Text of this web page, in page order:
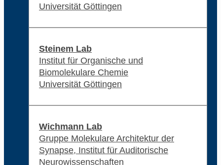
Universität Göttingen
Steinem Lab
Institut für Organische und
Biomolekulare Chemie
Universität Göttingen
Wichmann Lab
Gruppe Molekulare Architektur der
Synapse, Institut für Auditorische
Neurowissenschaften